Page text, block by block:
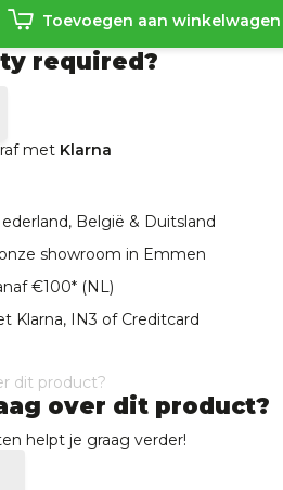
Toevoegen aan winkelwagen
required?
met Klarna
België & Duitsland
showroom in Emmen
€100* (NL)
Klarna, IN3 of Creditcard
over dit product?
helpt je graag verder!